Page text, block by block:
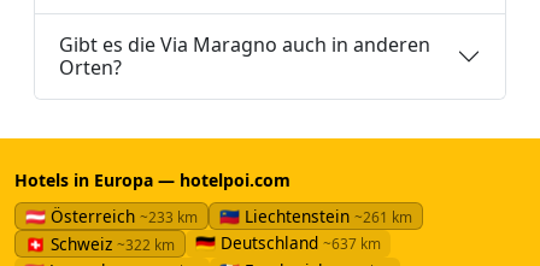
Gibt es die Via Maragno auch in anderen
Orten?
Hotels in Europa — hotelpoi.com
🇦🇹 Österreich ~233 km 🇱🇮 Liechtenstein ~261 km
🇨🇭 Schweiz ~322 km 🇩🇪 Deutschland ~637 km